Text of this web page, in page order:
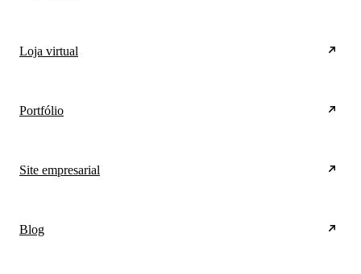
Loja virtual
Portfólio
Site empresarial
Blog